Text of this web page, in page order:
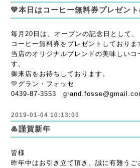
💚本日はコーヒー無料券プレゼン
毎月20日は、オープンの記念日として、
コーヒー無料券をプレゼントしておりま
当店のオリジナルブレンドの美味しいコ
す。
御来店をお待ちしております。
💛グラン・フォッセ
0439-87-3553
2019-01-04 10:13:00
🎍謹賀新年
皆様
昨年中はお引き立て頂き、誠に有難うご